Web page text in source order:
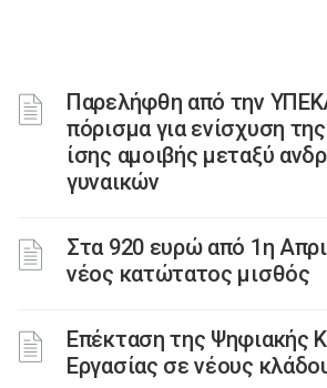
Παρελήφθη από την
πόρισμα για ενίσχυση
ίσης αμοιβής μεταξύ
γυναικών
Στα 920 ευρώ από 1η
νέος κατώτατος μισθός
Επέκταση της Ψηφιακής
Εργασίας σε νέους